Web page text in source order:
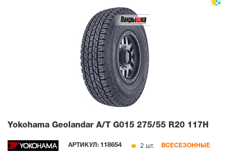
Yokohama Geolandar A/T G015 275/55 R20 117H
АРТИКУЛ: 118654 2 шт. ВСЕСЕЗОННЫЕ